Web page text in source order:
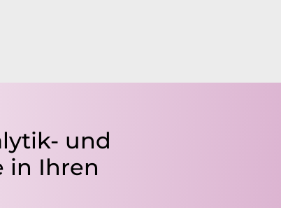
und
in Ihren